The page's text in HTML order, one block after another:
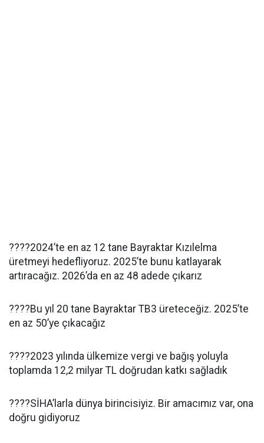
????2024’te en az 12 tane Bayraktar Kızılelma
üretmeyi hedefliyoruz. 2025’te bunu katlayarak
artıracağız. 2026’da en az 48 adede çıkarız
????Bu yıl 20 tane Bayraktar TB3 üreteceğiz. 2025’te
en az 50’ye çıkacağız
????2023 yılında ülkemize vergi ve bağış yoluyla
toplamda 12,2 milyar TL doğrudan katkı sağladık
????SİHA’larla dünya birincisiyiz. Bir amacımız var, ona
doğru gidiyoruz